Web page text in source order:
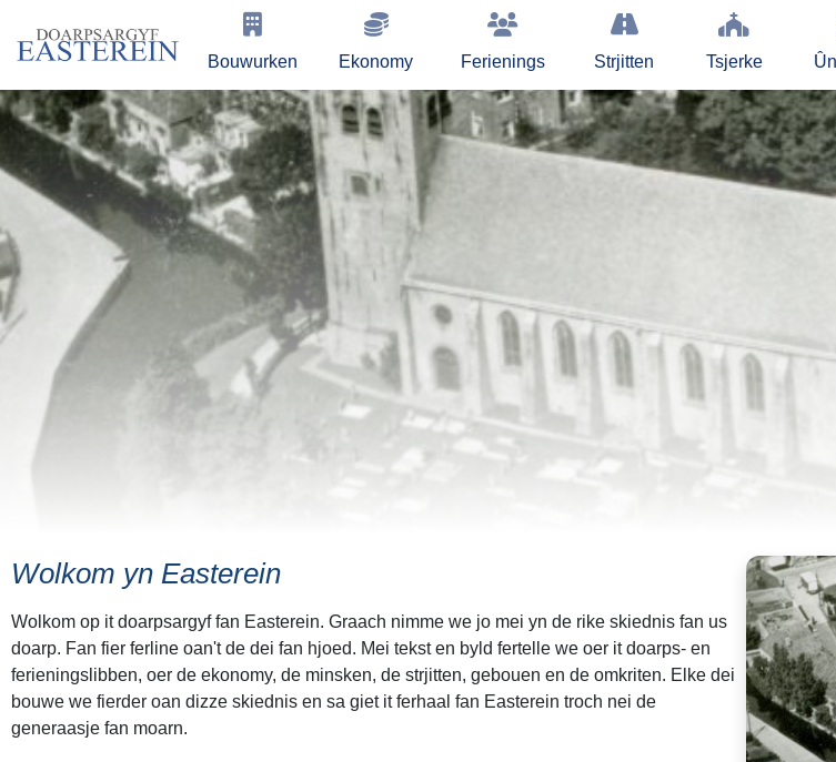
Bouwurken Ekonomy Ferienings Strjitten Tsjerke
Wolkom yn Easterein
Wolkom op it doarpsargyf fan Easterein. Graach nimme we jo mei yn de rike skiednis fan us
doarp. Fan fier ferline oan't de dei fan hjoed. Mei tekst en byld fertelle we oer it doarps- en
ferieningslibben, oer de ekonomy, de minsken, de strjitten, gebouen en de omkriten. Elke dei
bouwe we fierder oan dizze skiednis en sa giet it ferhaal fan Easterein troch nei de
generaasje fan moarn.